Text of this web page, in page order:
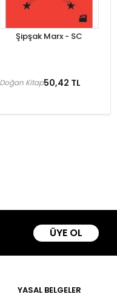
Şipşak Marx - SC
50,42 TL
Doğan Kitap
ÜYE OL
YASAL BELGELER